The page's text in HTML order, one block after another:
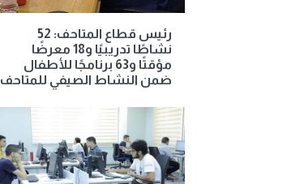
رئيس قطاع المتاحف: 52
نشاطًا تدريبيًا و18 معرضًا
مؤقتًا و63 برنامجًا للأطفال
ضمن النشاط الصيفي للمتاحف